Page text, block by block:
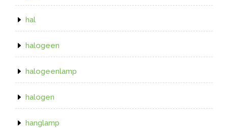
hal
halogeen
halogeenlamp
halogen
hanglamp